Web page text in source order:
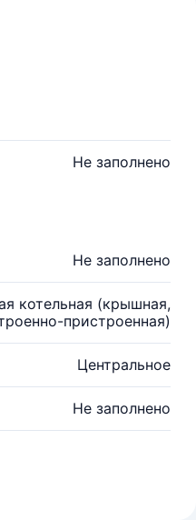
Не заполнено
Не заполнено
котельная (крышная,
пристроенная)
Центральное
Не заполнено